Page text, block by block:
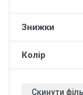
Таймер (для
V2G -
V2H -
Знижки
Колір
Скинути